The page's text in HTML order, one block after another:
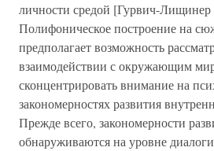
личности средой [Гурвич-Лищинер
Полифоническое построение на
предполагает возможность
взаимодействии с окружающим
сконцентрировать внимание на
закономерностях развития
Прежде всего, закономерности
обнаруживаются на уровне